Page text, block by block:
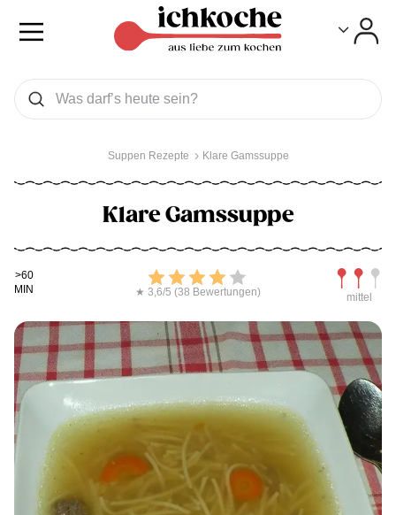
Was wollen Sie suchen
Suchen
Suppen Rezepte Klare Gamssuppe
Klare Gamssuppe
Kochdauer
>60
MIN
Bewerten
★ 3,6/5 (38 Bewertungen) mittel